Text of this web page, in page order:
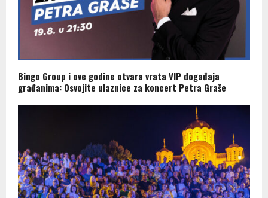
Bingo Group i ove godine otvara vrata VIP događaja
građanima: Osvojite ulaznice za koncert Petra Graše